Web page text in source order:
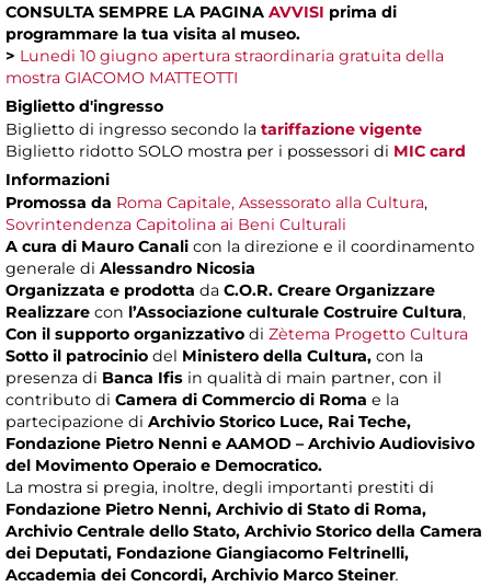
CONSULTA SEMPRE LA PAGINA AVVISI prima di
programmare la tua visita al museo.
> Lunedi 10 giugno apertura straordinaria gratuita della
mostra GIACOMO MATTEOTTI
Biglietto d'ingresso
Biglietto di ingresso secondo la tariffazione vigente
Biglietto ridotto SOLO mostra per i possessori di MIC card
Informazioni
Promossa da Roma Capitale, Assessorato alla Cultura,
Sovrintendenza Capitolina ai Beni Culturali
A cura di Mauro Canali con la direzione e il coordinamento
generale di Alessandro Nicosia
Organizzata e prodotta da C.O.R. Creare Organizzare
Realizzare con l’Associazione culturale Costruire Cultura,
Con il supporto organizzativo di Zètema Progetto Cultura
Sotto il patrocinio del Ministero della Cultura, con la
presenza di Banca Ifis in qualità di main partner, con il
contributo di Camera di Commercio di Roma e la
partecipazione di Archivio Storico Luce, Rai Teche,
Fondazione Pietro Nenni e AAMOD – Archivio Audiovisivo
del Movimento Operaio e Democratico.
La mostra si pregia, inoltre, degli importanti prestiti di
Fondazione Pietro Nenni, Archivio di Stato di Roma,
Archivio Centrale dello Stato, Archivio Storico della Camera
dei Deputati, Fondazione Giangiacomo Feltrinelli,
Accademia dei Concordi, Archivio Marco Steiner.